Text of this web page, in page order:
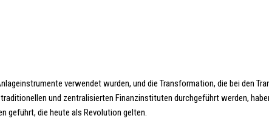
verwendet wurden, und die Transformation, die bei den
und zentralisierten Finanzinstituten durchgeführt werden,
geführt, die heute als Revolution gelten.